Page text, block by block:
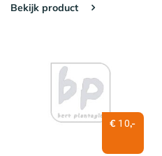
Bekijk product
€ 10,-